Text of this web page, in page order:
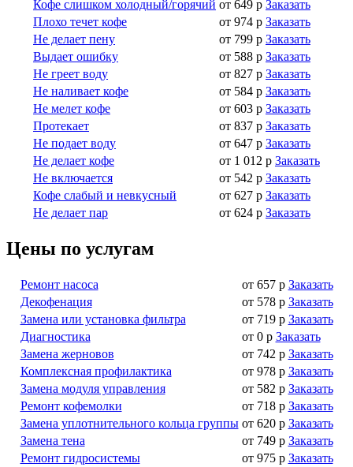
Кофе слишком холодный/горячий от 649 р Заказать
Плохо течет кофе
от 974 р Заказать
Не делает пену
от 799 р Заказать
Выдает ошибку
от 588 р Заказать
Не греет воду
от 827 р Заказать
Не наливает кофе
от 584 р Заказать
Не мелет кофе
от 603 р Заказать
Протекает
от 837 р Заказать
Не подает воду
от 647 р Заказать
Не делает кофе
от 1 012 р Заказать
Не включается
от 542 р Заказать
Кофе слабый и невкусный
от 627 р Заказать
Не делает пар
от 624 р Заказать
Цены по услугам
Ремонт насоса от 657 р Заказать
Декофенация
от 578 р Заказать
Замена или установка фильтра
от 719 р Заказать
Диагностика
от 0 р Заказать
Замена жерновов
от 742 р Заказать
Комплексная профилактика
от 978 р Заказать
Замена модуля управления
от 582 р Заказать
Ремонт кофемолки
от 718 р Заказать
Замена уплотнительного кольца группы от 620 р Заказать
Замена тена
от 749 р Заказать
Ремонт гидросистемы
от 975 р Заказать